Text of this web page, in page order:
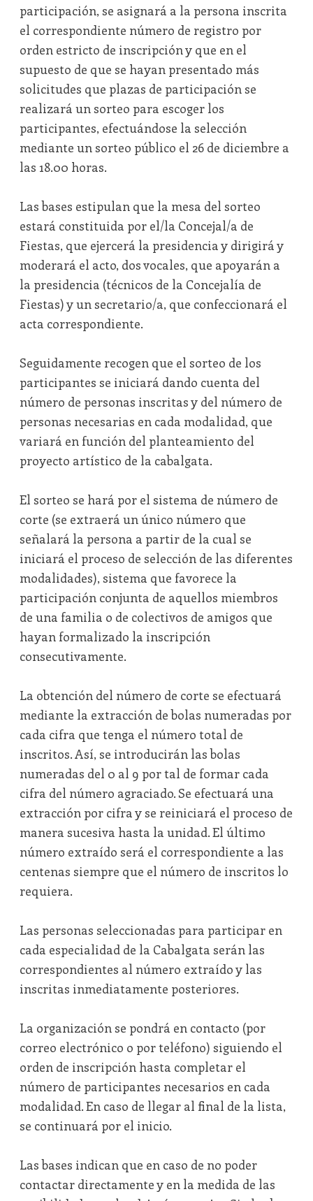
participación, se asignará a la persona inscrita
el correspondiente número de registro por
orden estricto de inscripción y que en el
supuesto de que se hayan presentado más
solicitudes que plazas de participación se
realizará un sorteo para escoger los
participantes, efectuándose la selección
mediante un sorteo público el 26 de diciembre a
las 18.00 horas.
Las bases estipulan que la mesa del sorteo
estará constituida por el/la Concejal/a de
Fiestas, que ejercerá la presidencia y dirigirá y
moderará el acto, dos vocales, que apoyarán a
la presidencia (técnicos de la Concejalía de
Fiestas) y un secretario/a, que confeccionará el
acta correspondiente.
Seguidamente recogen que el sorteo de los
participantes se iniciará dando cuenta del
número de personas inscritas y del número de
personas necesarias en cada modalidad, que
variará en función del planteamiento del
proyecto artístico de la cabalgata.
El sorteo se hará por el sistema de número de
corte (se extraerá un único número que
señalará la persona a partir de la cual se
iniciará el proceso de selección de las diferentes
modalidades), sistema que favorece la
participación conjunta de aquellos miembros
de una familia o de colectivos de amigos que
hayan formalizado la inscripción
consecutivamente.
La obtención del número de corte se efectuará
mediante la extracción de bolas numeradas por
cada cifra que tenga el número total de
inscritos. Así, se introducirán las bolas
numeradas del 0 al 9 por tal de formar cada
cifra del número agraciado. Se efectuará una
extracción por cifra y se reiniciará el proceso de
manera sucesiva hasta la unidad. El último
número extraído será el correspondiente a las
centenas siempre que el número de inscritos lo
requiera.
Las personas seleccionadas para participar en
cada especialidad de la Cabalgata serán las
correspondientes al número extraído y las
inscritas inmediatamente posteriores.
La organización se pondrá en contacto (por
correo electrónico o por teléfono) siguiendo el
orden de inscripción hasta completar el
número de participantes necesarios en cada
modalidad. En caso de llegar al final de la lista,
se continuará por el inicio.
Las bases indican que en caso de no poder
contactar directamente y en la medida de las